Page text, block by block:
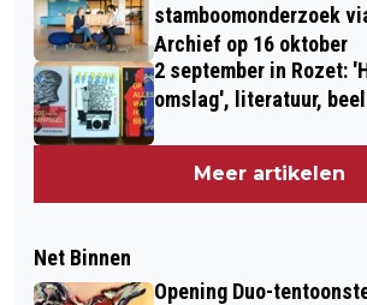
stamboomonderzoek
Archief op 16 oktober
2 september in Rozet:
omslag', literatuur,
Meer artikelen
Net Binnen
Opening Duo-